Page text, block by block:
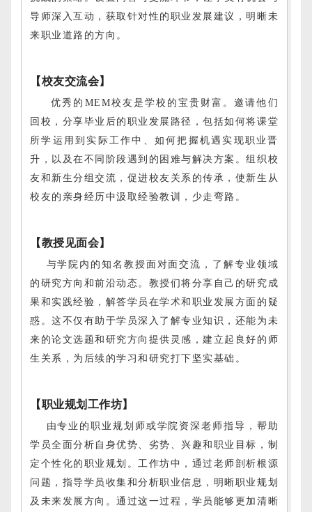
导师深入互动，获取针对性的职业发展建议，明晰未
来职业道路的方向。
【校友交流会】
优秀的 MEM校友是学校的宝贵财富。邀请他们
回校，分享毕业后的职业发展路径，包括如何将课堂
所学运用到实际工作中、如何把握机遇实现职业晋
升，以及在不同阶段遇到的困难与解决方案。组织校
友和新生分组交流，促进校友关系的传承，使新生从
校友的亲身经历中汲取经验教训，少走弯路。
【教授见面会】
与学院内的知名教授面对面交流，了解专业领域
的研究方向和前沿动态。教授们将分享自己的研究成
果和实践经验，解答学员在学术和职业发展方面的疑
惑。这不仅有助于学员深入了解专业知识，还能为未
来的论文选题和研究方向提供灵感，建立起良好的师
生关系，为后续的学习和研究打下坚实基础 。
【职业规划工作坊】
由专业的职业规划师或学院资深老师指导，帮助
学员全面分析自身优势、劣势、兴趣和职业目标，制
定个性化的职业规划。工作坊中，通过老师剖析根源
问题，指导学员收集和分析职业信息，明晰职业规划
及未来发展方向。通过这一过程，学员能够更加清晰